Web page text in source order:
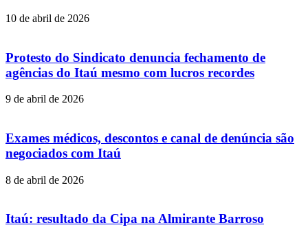
10 de abril de 2026
Protesto do Sindicato denuncia fechamento de
agências do Itaú mesmo com lucros recordes
9 de abril de 2026
Exames médicos, descontos e canal de denúncia são
negociados com Itaú
8 de abril de 2026
Itaú: resultado da Cipa na Almirante Barroso